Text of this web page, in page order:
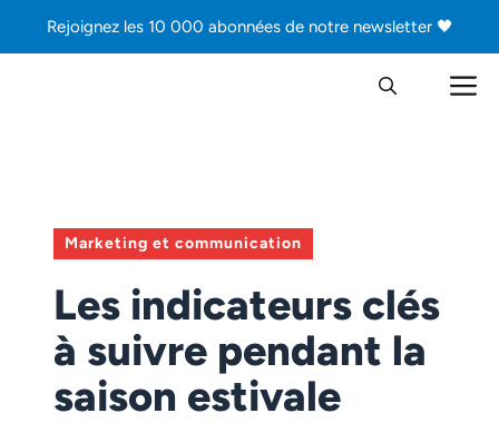
Rejoignez les 10 000 abonnées de notre newsletter 🖤
Marketing et communication
Les indicateurs clés
à suivre pendant la
saison estivale